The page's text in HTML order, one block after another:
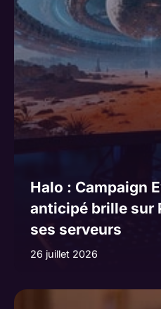
Halo : Campaign
anticipé brille sur
ses serveurs
26 juillet 2026